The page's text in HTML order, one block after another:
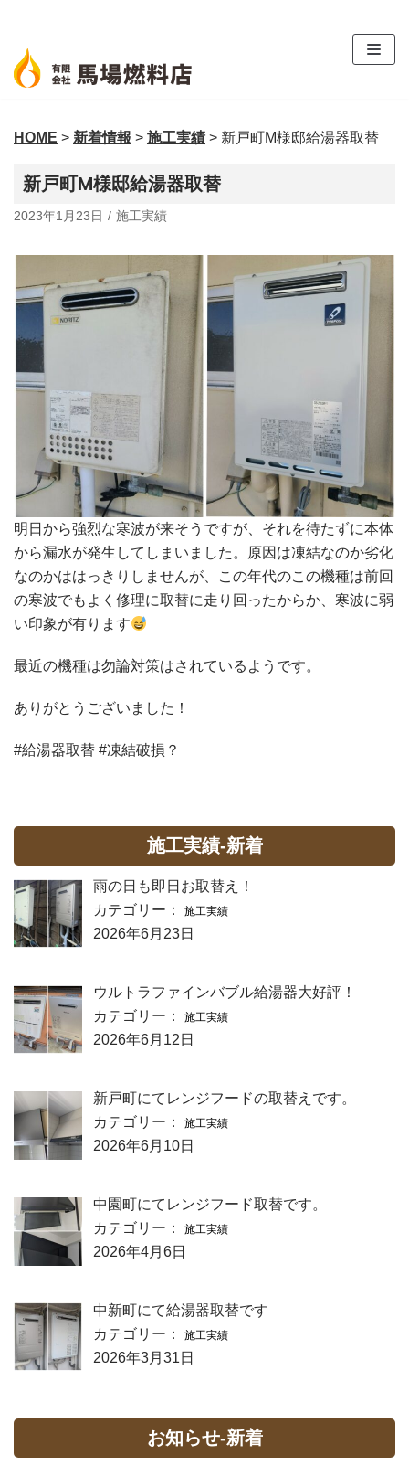
ン
テ
ン
へ
キ
ッ
HOME > 新着情報 > 施工実績 > 新戸町M様邸給湯器取替
新戸町M様邸給湯器取替
2023年1月23日 施工実績
明日から強烈な寒波が来そうですが、それを待たずに本体
から漏水が発生してしまいました。原因は凍結なのか劣化
なのかははっきりしませんが、この年代のこの機種は前回
の寒波でもよく修理に取替に走り回ったからか、寒波に弱
い印象が有ります
最近の機種は勿論対策はされているようです。
ありがとうございました！
#給湯器取替 #凍結破損？
施工実績-新着
雨の日も即日お取替え！
カテゴリー：
施工実績
2026年6月23日
ウルトラファインバブル給湯器大好評！
カテゴリー：
施工実績
2026年6月12日
新戸町にてレンジフードの取替えです。
カテゴリー：
施工実績
2026年6月10日
中園町にてレンジフード取替です。
カテゴリー：
施工実績
2026年4月6日
中新町にて給湯器取替です
カテゴリー：
施工実績
2026年3月31日
お知らせ-新着